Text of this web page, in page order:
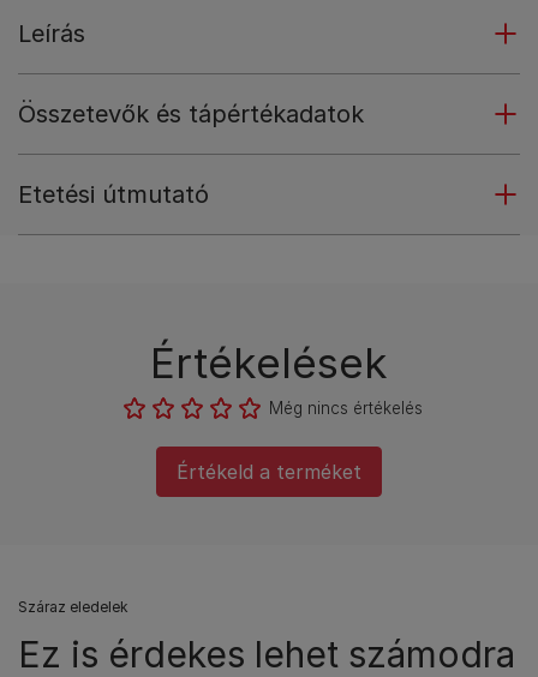
Leírás
Összetevők és tápértékadatok
Etetési útmutató
Értékelések
Még nincs értékelés
Értékeld a terméket
Száraz eledelek
Ez is érdekes lehet számodra